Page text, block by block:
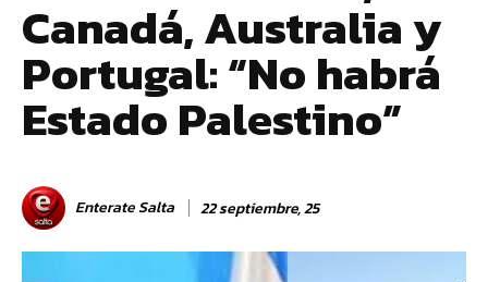
Canadá, Australia y
Portugal: “No habrá
Estado Palestino”
Enterate Salta 22 septiembre, 25